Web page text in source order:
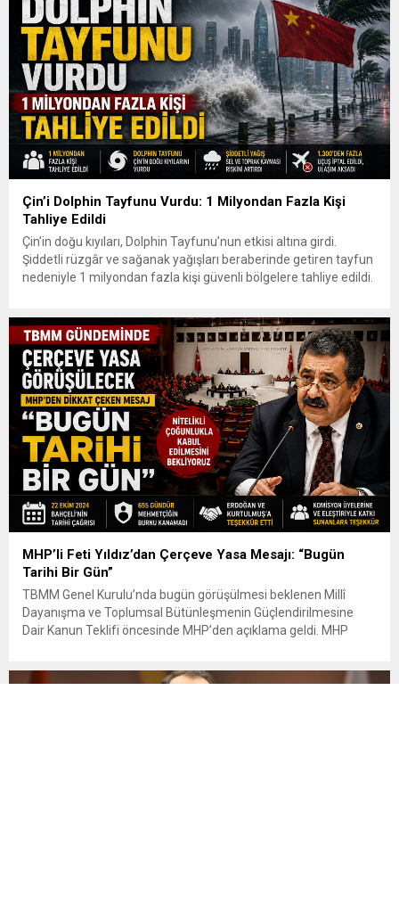
Çin’i Dolphin Tayfunu Vurdu: 1 Milyondan Fazla Kişi
Tahliye Edildi
Çin’in doğu kıyıları, Dolphin Tayfunu’nun etkisi altına girdi.
Şiddetli rüzgâr ve sağanak yağışları beraberinde getiren tayfun
nedeniyle 1 milyondan fazla kişi güvenli bölgelere tahliye edildi.
Ağustos Pazar günü Çin’in doğu kıyılarında karaya ulaştı....
MHP’li Feti Yıldız’dan Çerçeve Yasa Mesajı: “Bugün
Tarihi Bir Gün”
TBMM Genel Kurulu’nda bugün görüşülmesi beklenen Millî
Dayanışma ve Toplumsal Bütünleşmenin Güçlendirilmesine
Dair Kanun Teklifi öncesinde MHP’den açıklama geldi. MHP
“tarihi bir gün” olarak nitelendirdi ve teklifin Meclis’te nitelikli bir